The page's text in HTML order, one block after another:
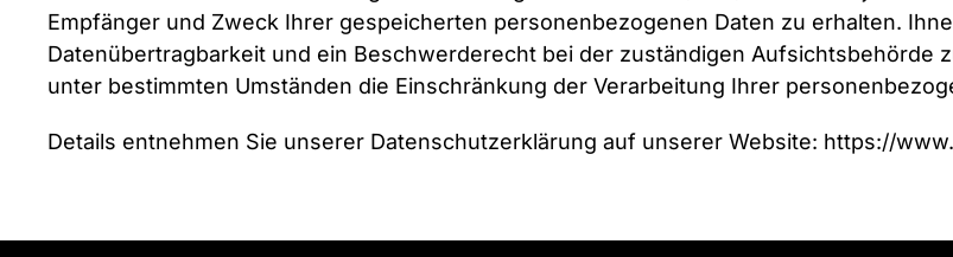
Empfänger und Zweck Ihrer gespeicherten personenbezogenen Daten zu erhalten.
Datenübertragbarkeit und ein Beschwerderecht bei der zuständigen Aufsichtsbehörde
unter bestimmten Umständen die Einschränkung der Verarbeitung Ihrer
Details entnehmen Sie unserer Datenschutzerklärung auf unserer Website: https://